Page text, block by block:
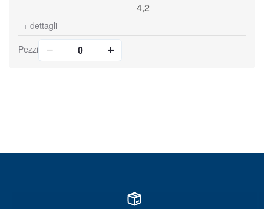
4,2
+ dettagli
Pezzi